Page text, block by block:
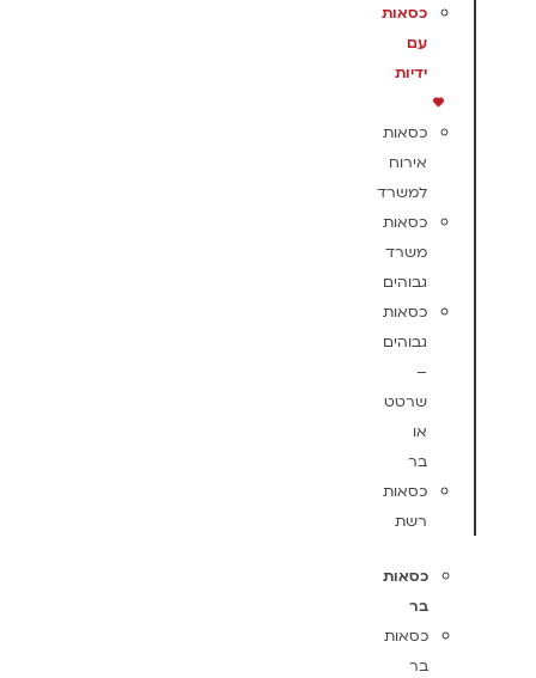
כסאות
עם
ידיות
כסאות
אירוח
למשרד
כסאות
משרד
גבוהים
כסאות
גבוהים
–
שרטט
או
בר
כסאות
רשת
כסאות
בר
כסאות
בר